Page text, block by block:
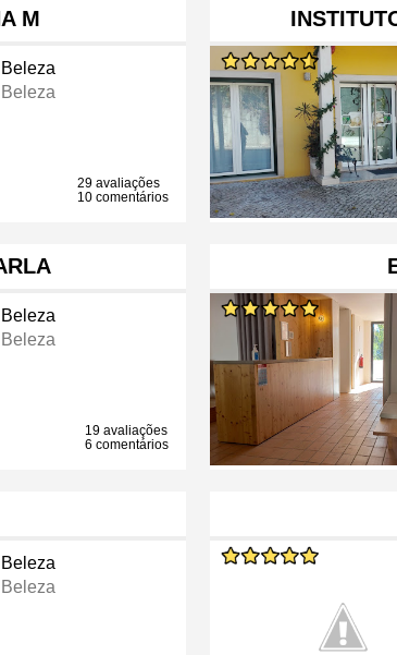
M
29 avaliações
10 comentários
19 avaliações
6 comentários